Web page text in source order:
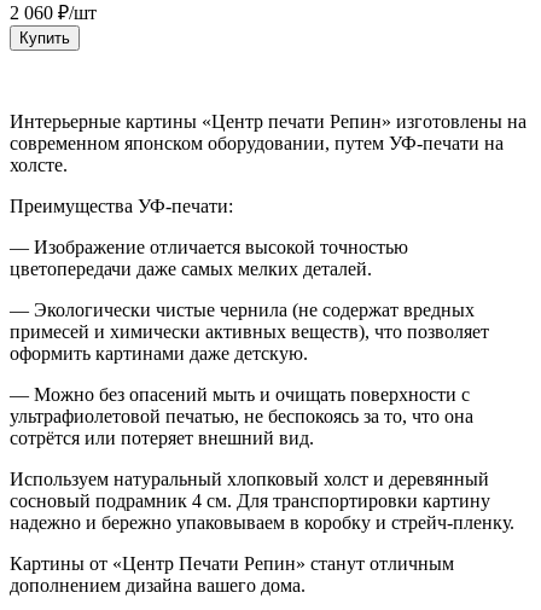
2 060 ₽/шт
Купить
Интерьерные картины «Центр печати Репин» изготовлены на
современном японском оборудовании, путем УФ-печати на
холсте.
Преимущества УФ-печати:
— Изображение отличается высокой точностью
цветопередачи даже самых мелких деталей.
— Экологически чистые чернила (не содержат вредных
примесей и химически активных веществ), что позволяет
оформить картинами даже детскую.
— Можно без опасений мыть и очищать поверхности с
ультрафиолетовой печатью, не беспокоясь за то, что она
сотрётся или потеряет внешний вид.
Используем натуральный хлопковый холст и деревянный
сосновый подрамник 4 см. Для транспортировки картину
надежно и бережно упаковываем в коробку и стрейч-пленку.
Картины от «Центр Печати Репин» станут отличным
дополнением дизайна вашего дома.